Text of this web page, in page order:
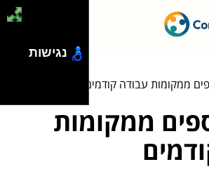
ממקומות עבודה קודמים
ממקומות
נגישות